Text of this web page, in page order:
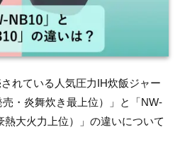
れている人気圧力IH炊飯ジャー
売・炎舞炊き最上位）」と「NW-
熱大火力上位）」の違いについて